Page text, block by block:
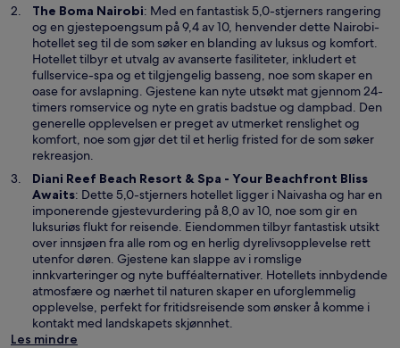
i
n
d
u
The Boma NairobiÅ
p
n
e
s
i
e
t
n
t
t
v
i
n
d
u
: Med en fantastisk 5,0-stjerners rangering
og en gjestepoengsum på 9,4 av 10, henvender dette Nairobi-
hotellet seg til de som søker en blanding av luksus og komfort.
Hotellet tilbyr et utvalg av avanserte fasiliteter, inkludert et
fullservice-spa og et tilgjengelig basseng, noe som skaper en
oase for avslapning. Gjestene kan nyte utsøkt mat gjennom 24-
timers romservice og nyte en gratis badstue og dampbad. Den
generelle opplevelsen er preget av utmerket renslighet og
komfort, noe som gjør det til et herlig fristed for de som søker
rekreasjon.
Diani Reef Beach Resort & Spa - Your Beachfront Bliss
AwaitsÅ
p
n
e
s
i
e
t
n
y
: Dette 5,0-stjerners hotellet ligger i Naivasha og har en
imponerende gjestevurdering på 8,0 av 10, noe som gir en
luksuriøs flukt for reisende. Eiendommen tilbyr fantastisk utsikt
over innsjøen fra alle rom og en herlig dyrelivsopplevelse rett
utenfor døren. Gjestene kan slappe av i romslige
innkvarteringer og nyte bufféalternativer. Hotellets innbydende
atmosfære og nærhet til naturen skaper en uforglemmelig
opplevelse, perfekt for fritidsreisende som ønsker å komme i
kontakt med landskapets skjønnhet.
Les mindre